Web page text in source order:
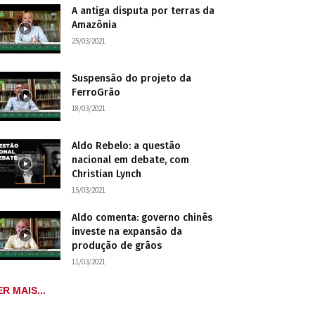
A antiga disputa por terras da
Amazônia
25/03/2021
Suspensão do projeto da
FerroGrão
18/03/2021
Aldo Rebelo: a questão
nacional em debate, com
Christian Lynch
15/03/2021
Aldo comenta: governo chinês
investe na expansão da
produção de grãos
11/03/2021
MAIS...